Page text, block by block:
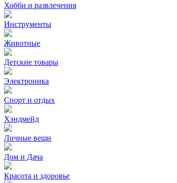
Хобби и развлечения
Инструменты
Животные
Детские товары
Электроника
Спорт и отдых
Хэндмейд
Личные вещи
Дом и Дача
Красота и здоровье